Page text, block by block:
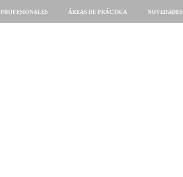
PROFESIONALES ÁREAS DE PRÁCTICA NOVEDADES